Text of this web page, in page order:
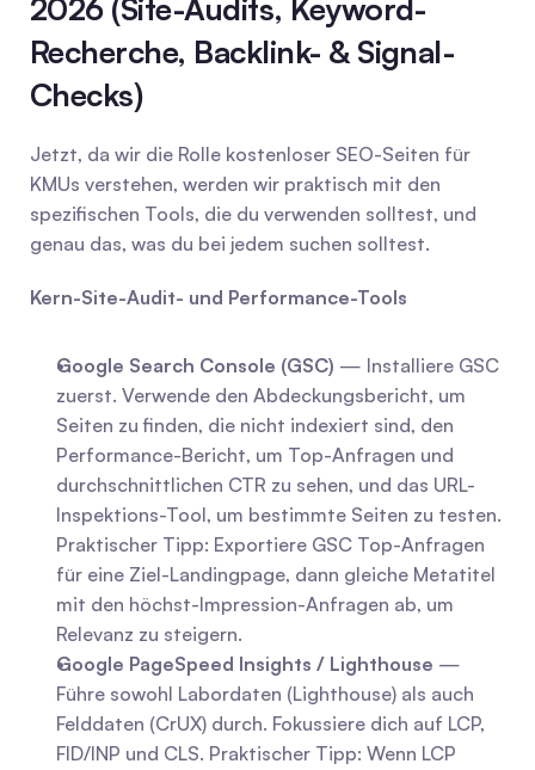
2026 (Site-Audits, Keyword-
Recherche, Backlink- & Signal-
Checks)
Jetzt, da wir die Rolle kostenloser SEO-Seiten für
KMUs verstehen, werden wir praktisch mit den
spezifischen Tools, die du verwenden solltest, und
genau das, was du bei jedem suchen solltest.
Kern-Site-Audit- und Performance-Tools
Google Search Console (GSC) — Installiere GSC
zuerst. Verwende den Abdeckungsbericht, um
Seiten zu finden, die nicht indexiert sind, den
Performance-Bericht, um Top-Anfragen und
durchschnittlichen CTR zu sehen, und das URL-
Inspektions-Tool, um bestimmte Seiten zu testen.
Praktischer Tipp: Exportiere GSC Top-Anfragen
für eine Ziel-Landingpage, dann gleiche Metatitel
mit den höchst-Impression-Anfragen ab, um
Relevanz zu steigern.
Google PageSpeed Insights / Lighthouse —
Führe sowohl Labordaten (Lighthouse) als auch
Felddaten (CrUX) durch. Fokussiere dich auf LCP,
FID/INP und CLS. Praktischer Tipp: Wenn LCP